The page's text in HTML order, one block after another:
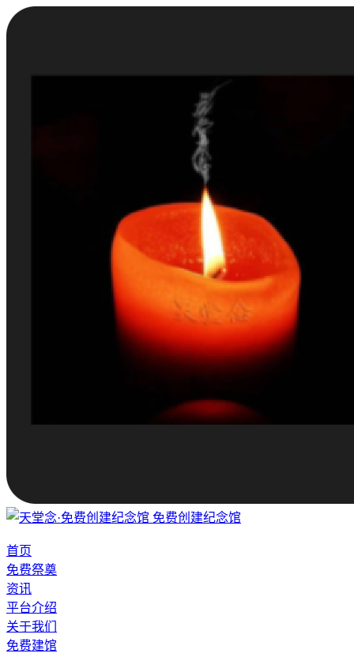
免费创建纪念馆
首页
免费祭奠
资讯
平台介绍
关于我们
免费建馆